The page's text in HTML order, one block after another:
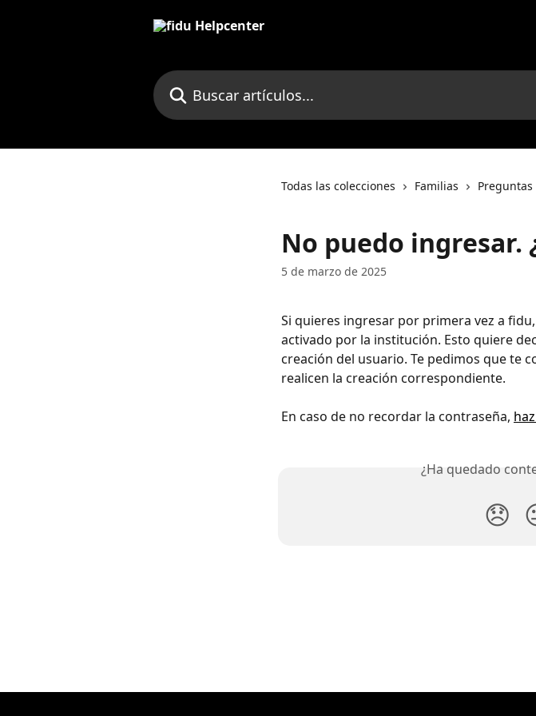
Buscar artículos...
Todas las colecciones Familias Preguntas
No puedo ingresar.
5 de marzo de 2025
Si quieres ingresar por primera vez a
activado por la institución. Esto quiere
creación del usuario. Te pedimos que te
realicen la creación correspondiente.
En caso de no recordar la contraseña,
¿Ha quedado
😞